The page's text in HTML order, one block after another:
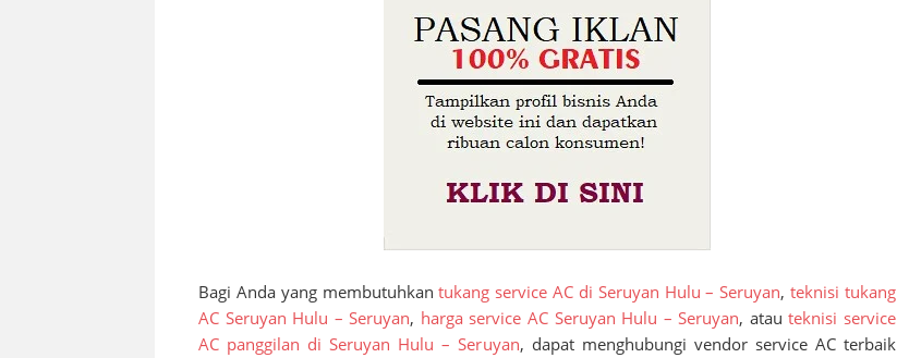
Bagi Anda yang membutuhkantukang service AC di Seruyan Hulu – Seruyan,teknisi tukang
AC Seruyan Hulu – Seruyan, harga service AC Seruyan Hulu – Seruyan, atauteknisi service
AC panggilan di Seruyan Hulu – Seruyan, dapat menghubungi vendor service AC terbaik